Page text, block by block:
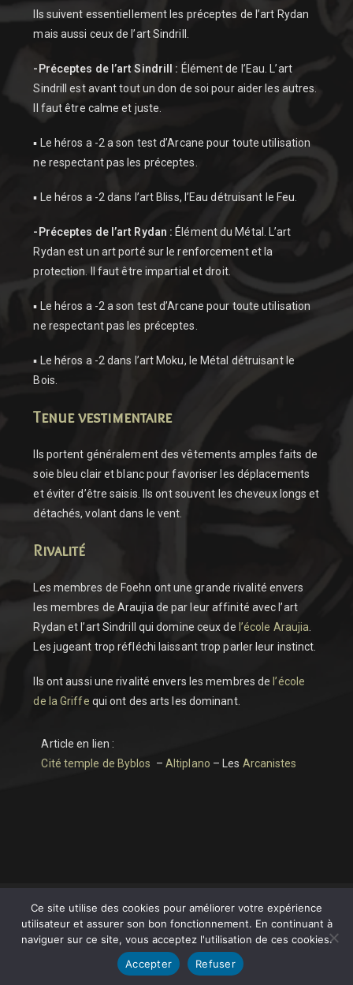
Ils suivent essentiellement les préceptes de l’art Rydan
mais aussi ceux de l’art Sindrill.
-Préceptes de l’art Sindrill : Élément de l’Eau. L’art
Sindrill est avant tout un don de soi pour aider les autres.
Il faut être calme et juste.
▪ Le héros a -2 a son test d’Arcane pour toute utilisation
ne respectant pas les préceptes.
▪ Le héros a -2 dans l’art Bliss, l’Eau détruisant le Feu.
-Préceptes de l’art Rydan : Élément du Métal. L’art
Rydan est un art porté sur le renforcement et la
protection. Il faut être impartial et droit.
▪ Le héros a -2 a son test d’Arcane pour toute utilisation
ne respectant pas les préceptes.
▪ Le héros a -2 dans l’art Moku, le Métal détruisant le
Bois.
Tenue vestimentaire
Ils portent généralement des vêtements amples faits de
soie bleu clair et blanc pour favoriser les déplacements
et éviter d’être saisis. Ils ont souvent les cheveux longs et
détachés, volant dans le vent.
Rivalité
Les membres de Foehn ont une grande rivalité envers
les membres de Araujia de par leur affinité avec l’art
Rydan et l’art Sindrill qui domine ceux de l’école Araujia
Les jugeant trop réfléchi laissant trop parler leur instinct.
Ils ont aussi une rivalité envers les membres de l’école
de la Griffe qui ont des arts les dominant.
Article en lien :
Cité temple de Byblos – Altiplano – Les Arcanistes
Copyright by Jean Pamart - AVANTIS.WORLD
Ce site utilise des cookies pour améliorer votre expérience
utilisateur et assurer son bon fonctionnement. En continuant à
naviguer sur ce site, vous acceptez l'utilisation de ces cookies.
Accepter
Refuser